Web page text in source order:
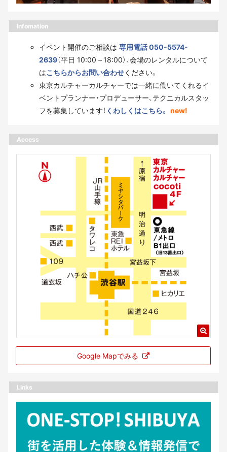
Infomation
イベント開催のご相談は 専用電話 050-5574-
2639（平日 10:00～18:00）、会場のレンタルについて
はこちらからお問い合わせください。
東京カルチャーカルチャーでは一緒に働いてくれるイ
ベントプランナー・プロデューサー、テクニカルスタッ
フを募集しています！ くわしくはこちら。 new!
Access
Google Mapでみる
Links